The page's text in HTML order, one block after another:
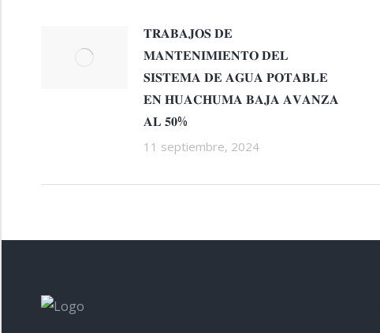
𝐓𝐑𝐀𝐁𝐀𝐉𝐎𝐒 𝐃𝐄
𝐌𝐀𝐍𝐓𝐄𝐍𝐈𝐌𝐈𝐄𝐍𝐓𝐎 𝐃𝐄𝐋
𝐒𝐈𝐒𝐓𝐄𝐌𝐀 𝐃𝐄 𝐀𝐆𝐔𝐀 𝐏𝐎𝐓𝐀𝐁𝐋𝐄
𝐄𝐍 𝐇𝐔𝐀𝐂𝐇𝐔𝐌𝐀 𝐁𝐀𝐉𝐀 𝐀𝐕𝐀𝐍𝐙𝐀
𝐀𝐋 𝟓𝟎%
11 septiembre, 2024